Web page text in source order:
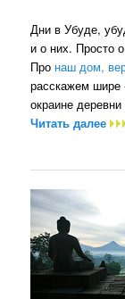
Дни в Убуде,
и о них. Просто
Про наш дом,
расскажем шире
окраине
Читать далее